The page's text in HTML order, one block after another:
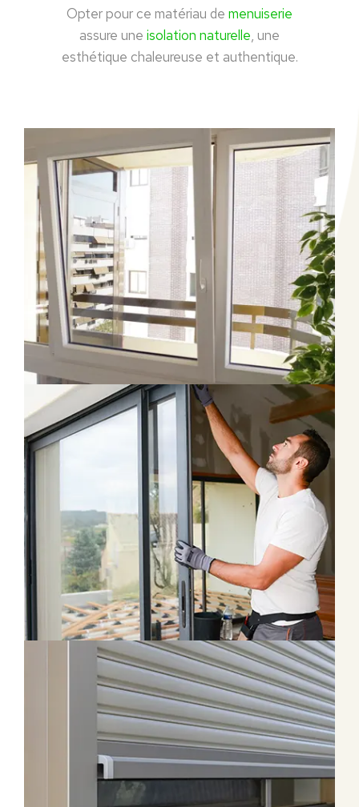
Opter pour ce matériau de menuiserie
assure une isolation naturelle, une
esthétique chaleureuse et authentique.
ouverture oscillo-battante
permet une aération
sécurisée
Finitions et personnalisation
baie coulissante
maximise la luminosité et
apport solaire